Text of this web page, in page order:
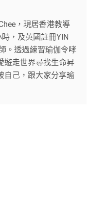
，現居香港教導
，及英國註冊YIN
。透過練習瑜伽令哮
遊走世界尋找生命昇
自己，跟大家分享瑜